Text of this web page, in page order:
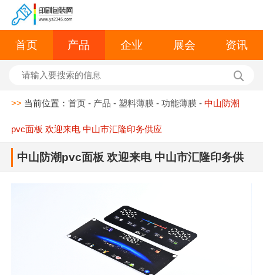
首页 产品 企业 展会 资讯
>> 当前位置：首页 - 产品 - 塑料薄膜 -功能薄膜 -中山防潮
pvc面板 欢迎来电 中山市汇隆印务供应
中山防潮pvc面板 欢迎来电 中山市汇隆印务供